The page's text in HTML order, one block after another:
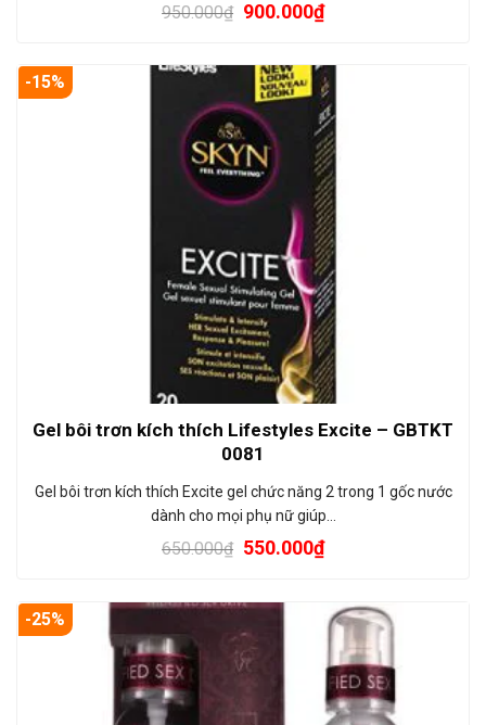
950.000₫ 900.000₫
-15%
Gel bôi trơn kích thích Lifestyles Excite – GBTKT
0081
Gel bôi trơn kích thích Excite gel chức năng 2 trong 1 gốc nước
dành cho mọi phụ nữ giúp…
650.000₫ 550.000₫
-25%